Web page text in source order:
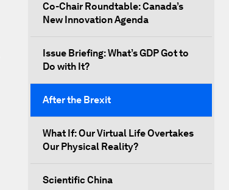
Co-Chair Roundtable: Canada’s
New Innovation Agenda
Issue Briefing: What’s GDP Got to
Do with It?
After the Brexit
What If: Our Virtual Life Overtakes
Our Physical Reality?
Scientific China